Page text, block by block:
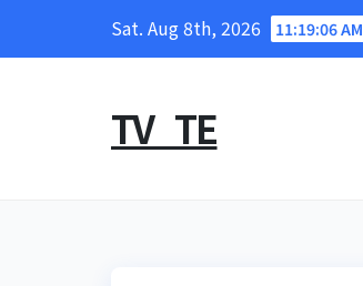
Sat. Aug 8th, 2026 11:19:06 AM
TV_TE